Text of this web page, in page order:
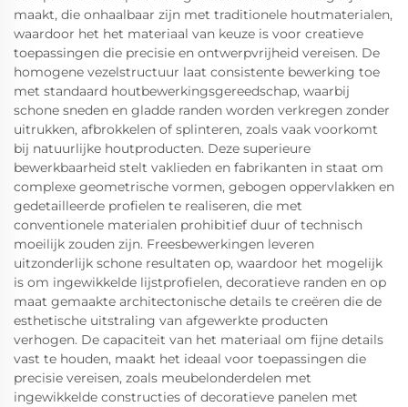
maakt, die onhaalbaar zijn met traditionele houtmaterialen,
waardoor het het materiaal van keuze is voor creatieve
toepassingen die precisie en ontwerpvrijheid vereisen. De
homogene vezelstructuur laat consistente bewerking toe
met standaard houtbewerkingsgereedschap, waarbij
schone sneden en gladde randen worden verkregen zonder
uitrukken, afbrokkelen of splinteren, zoals vaak voorkomt
bij natuurlijke houtproducten. Deze superieure
bewerkbaarheid stelt vaklieden en fabrikanten in staat om
complexe geometrische vormen, gebogen oppervlakken en
gedetailleerde profielen te realiseren, die met
conventionele materialen prohibitief duur of technisch
moeilijk zouden zijn. Freesbewerkingen leveren
uitzonderlijk schone resultaten op, waardoor het mogelijk
is om ingewikkelde lijstprofielen, decoratieve randen en op
maat gemaakte architectonische details te creëren die de
esthetische uitstraling van afgewerkte producten
verhogen. De capaciteit van het materiaal om fijne details
vast te houden, maakt het ideaal voor toepassingen die
precisie vereisen, zoals meubelonderdelen met
ingewikkelde constructies of decoratieve panelen met